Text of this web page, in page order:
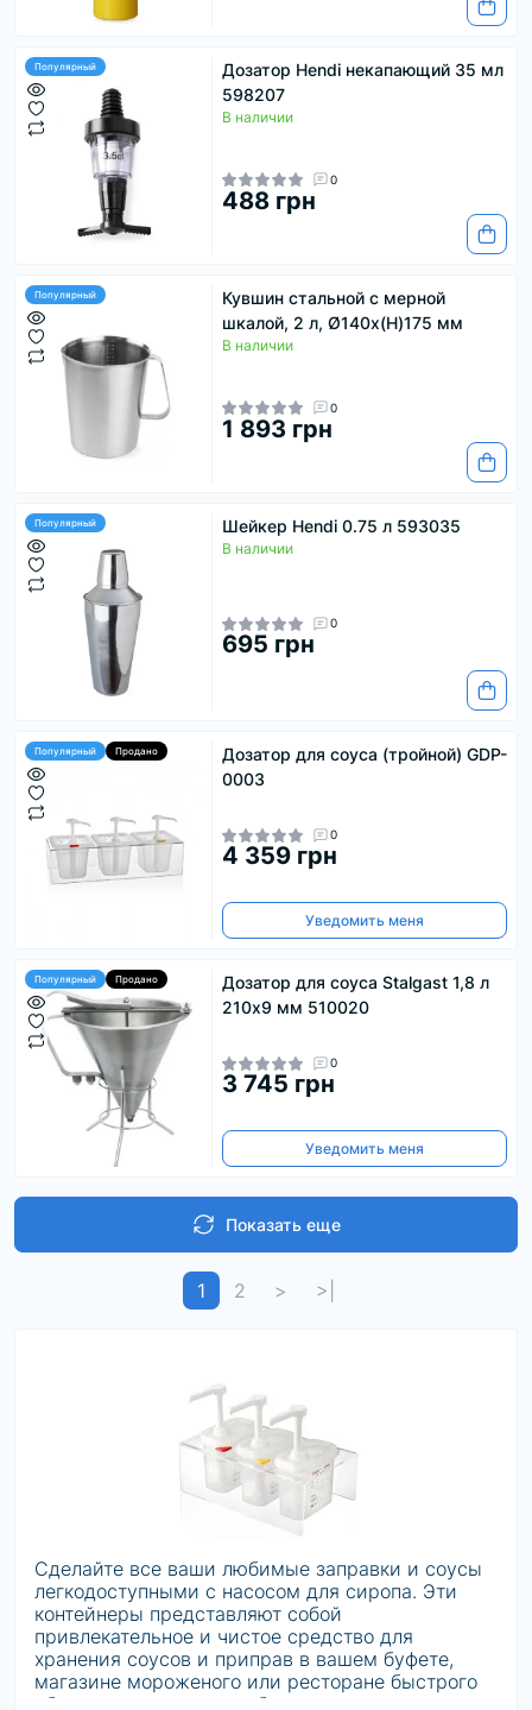
Популярный
Дозатор Hendi некапающий 35 мл
598207
В наличии
0
488 грн
Популярный
Кувшин стальной с мерной
шкалой, 2 л, Ø140x(H)175 мм
В наличии
0
1 893 грн
Популярный Шейкер Hendi 0.75 л 593035
В наличии
0
695 грн
Популярный Продано
Дозатор для соуса (тройной) GDP-
0003
0
4 359 грн
Уведомить меня
Популярный Продано
Дозатор для соуса Stalgast 1,8 л
210х9 мм 510020
0
3 745 грн
Уведомить меня
Показать еще
1 2 > >|
Сделайте все ваши любимые заправки и соусы
легкодоступными с насосом для сиропа. Эти
контейнеры представляют собой
привлекательное и чистое средство для
хранения соусов и приправ в вашем буфете,
магазине мороженого или ресторане быстрого
обслуживания, а их удобные насосы позволяют